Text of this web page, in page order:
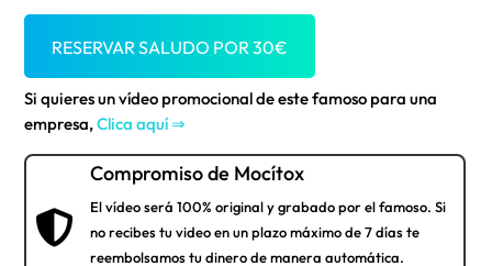
RESERVAR SALUDO POR30€
Si quieres un vídeo promocional de este famoso para una
empresa,Clica aquí ⇒

Compromiso de Mocítox
El vídeo será 100% original y grabado por el famoso. Si
no recibes tu video en un plazo máximo de 7 días te
reembolsamos tu dinero de manera automática.